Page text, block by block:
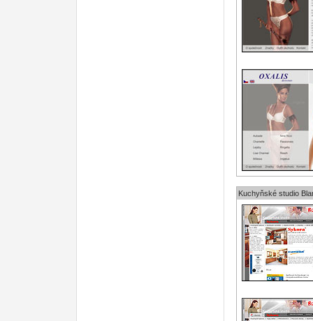
Kuchyňské studio